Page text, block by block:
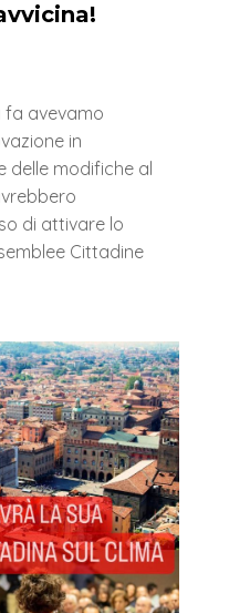
fa avevamo
in
delle modifiche al
di attivare lo
Cittadine